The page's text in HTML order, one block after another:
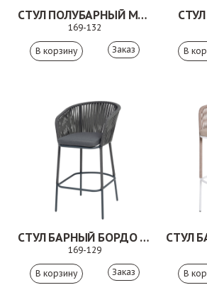
СТУЛ ПОЛУБАРНЫЙ МАРСЕЛЬ БЕЖЕВЫЙ
169-132
Заказ
СТУЛ БАРНЫЙ БОРДО СЕРЫЙ/ТЕМНО-СЕРЫЙ
169-129
Заказ